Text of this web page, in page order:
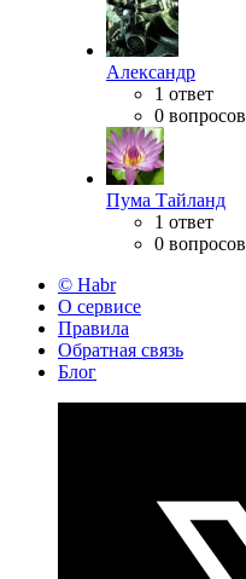
Александр
1 ответ
0 вопросов
Пума Тайланд
1 ответ
0 вопросов
© Habr
О сервисе
Правила
Обратная связь
Блог